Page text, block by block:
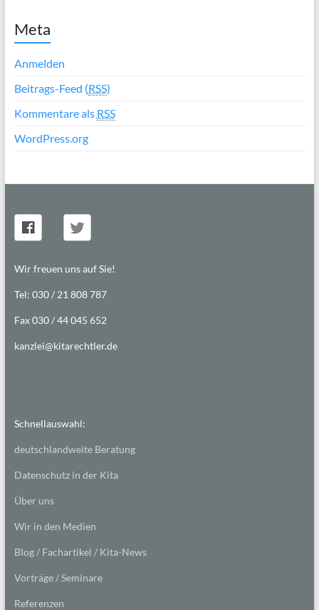
Meta
Anmelden
Beitrags-Feed (RSS)
Kommentare als RSS
WordPress.org
Wir freuen uns auf Sie!
Tel: 030 / 21 808 787
Fax 030 / 44 045 652
kanzlei@kitarechtler.de
Schnellauswahl:
deutschlandweite Beratung
Datenschutz in der Kita
Über uns
Wir in den Medien
Blog / Fachartikel / Kita-News
Vorträge / Seminare
Referenzen